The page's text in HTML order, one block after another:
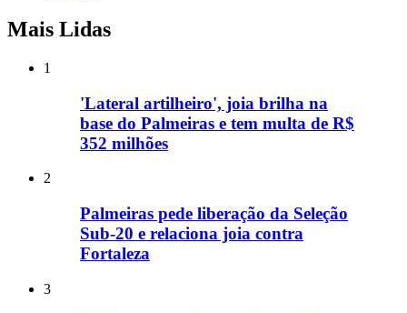
Mais Lidas
1
'Lateral artilheiro', joia brilha na
base do Palmeiras e tem multa de R$
352 milhões
2
Palmeiras pede liberação da Seleção
Sub-20 e relaciona joia contra
Fortaleza
3